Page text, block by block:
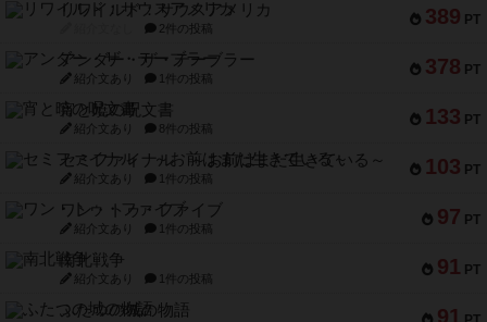
389 PT
リワイルド：サウスアメリカ
2件の投稿
378 PT
アンダー・ザ・テーブラー
紹介文あり 1件の投稿
133 PT
宵と暁の呪文書
紹介文あり 8件の投稿
103 PT
セミファイナル ～お前はまだ生きている～
紹介文あり 1件の投稿
97 PT
ワン・トゥ・ファイブ
紹介文あり 1件の投稿
91 PT
南北戦争
紹介文あり 1件の投稿
91
ふたつの城の物語